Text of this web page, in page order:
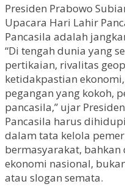
Presiden Prabowo
Upacara Hari Lahir
Pancasila adalah
“Di tengah dunia yang
pertikaian, rivalitas
ketidakpastian
pegangan yang kokoh,
pancasila,” ujar
Pancasila harus
dalam tata kelola
bermasyarakat,
ekonomi nasional,
atau slogan semata.